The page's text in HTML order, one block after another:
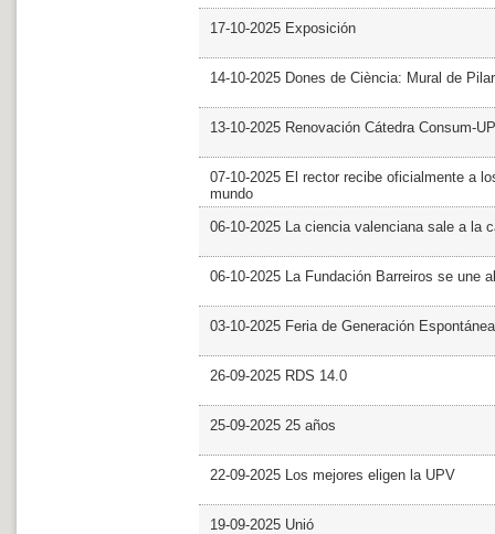
17-10-2025 Exposición
14-10-2025 Dones de Ciència: Mural de
13-10-2025 Renovación Cátedra Consum-
07-10-2025 El rector recibe oficialmente a
mundo
06-10-2025 La ciencia valenciana sale a la
06-10-2025 La Fundación Barreiros se une
03-10-2025 Feria de Generación Espontánea
26-09-2025 RDS 14.0
25-09-2025 25 años
22-09-2025 Los mejores eligen la UPV
19-09-2025 Unió